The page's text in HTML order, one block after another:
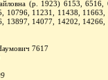
(р. 1923) 6153,
10796, 11231, 11438,
13897, 14077, 14202,
7617